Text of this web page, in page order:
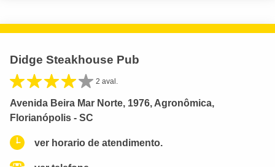
Didge Steakhouse Pub
2 aval.
Avenida Beira Mar Norte, 1976, Agronômica,
Florianópolis - SC
ver horario de atendimento.